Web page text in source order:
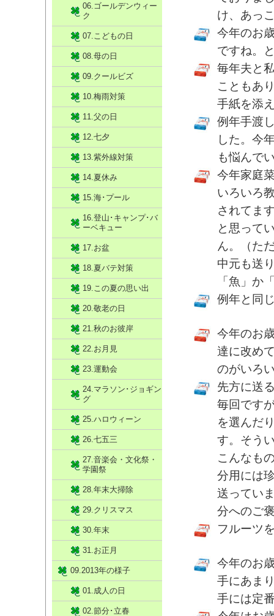
け、あっ
今年のお
ですね。
毎年夫と
こともあ
手紙を添
例年手渡
した。今
も悩んで
今年家庭
いろいろ
されてま
と思って
ん。（た
中元も送
「魚」か
例年と同
今年のお
達に改め
のがいろ
先方に送
毎回です
を選んだ
す。そう
こんなも
分用には
送ってい
分へのご
フルーツ
今年のお
手にあま
手には定
06.ゴールデンウィー
ク
07.こどもの日
08.母の日
09.クールビズ
10.梅雨対策
11.父の日
12.七夕
13.紫外線対策
14.夏休み
15.海･プール
16.登山･キャンプ･バ
ーベキュー
17.お盆
18.夏バテ対策
19.この夏の思い出
20.敬老の日
21.秋のお彼岸
22.お月見
23.運動会
24.マラソン･ジョギン
グ
25.ハロウィーン
26.七五三
27.音楽会・文化祭・
学園祭
28.年末大掃除
29.クリスマス
30.年末
31.お正月
09.2013年の様子
01.成人の日
02.節分･立春